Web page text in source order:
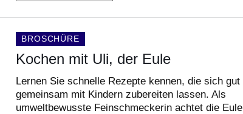
DOKUMENTENART:
BROSCHÜRE
Kochen mit Uli, der Eule
Lernen Sie schnelle Rezepte kennen, die sich gut
gemeinsam mit Kindern zubereiten lassen. Als
umweltbewusste Feinschmeckerin achtet die Eule